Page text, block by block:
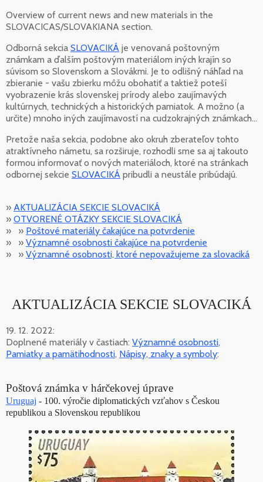
Overview of current news and new materials in the
SLOVACICAS/SLOVAKIANA section.
Odborná sekcia SLOVACIKÁ je venovaná poštovným
známkam a ďalším poštovým materiálom iných krajín so
súvisom so Slovenskom a Slovákmi. Je to odlišný náhľad na
zbieranie - vašu zbierku môžu obohatiť a taktiež poteší
vyobrazenie krás slovenskej prírody alebo zaujímavých
kultúrnych, technických a historických pamiatok. A možno (a
určite) mnoho iných zaujímavostí na cudzokrajných známkach...
Pretože naša sekcia, podobne ako okruh zberateľov tohto
atraktívneho námetu, sa rozširuje, rozhodli sme sa aj takouto
formou informovať o nových materiáloch, ktoré na stránkach
odbornej sekcie SLOVACIKÁ pribudli a neustále pribúdajú.
» AKTUALIZÁCIA SEKCIE SLOVACIKÁ
» OTVORENÉ OTÁZKY SEKCIE SLOVACIKÁ
» » Poštové materiály čakajúce na potvrdenie
» » Významné osobnosti čakajúce na potvrdenie
» » Významné osobnosti, ktoré nepovažujeme za slovaciká
AKTUALIZÁCIA SEKCIE SLOVACIKÁ
19. 12. 2022:
Doplnené materiály v častiach: Významné osobnosti,
Pamiatky a pamätihodnosti, Nápisy, znaky a symboly:
Poštová známka v hárčekovej úprave
Uruguaj - 100. výročie diplomatických vzťahov s Českou
republikou a Slovenskou republikou